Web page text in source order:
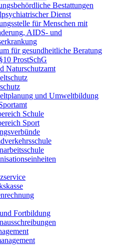
Bestattungen
Dienst
für Menschen mit
AIDS- und
für gesundheitliche Beratung
ProstSchG
Naturschutzamt
und Umweltbildung
Schule
Sport
Fortbildung